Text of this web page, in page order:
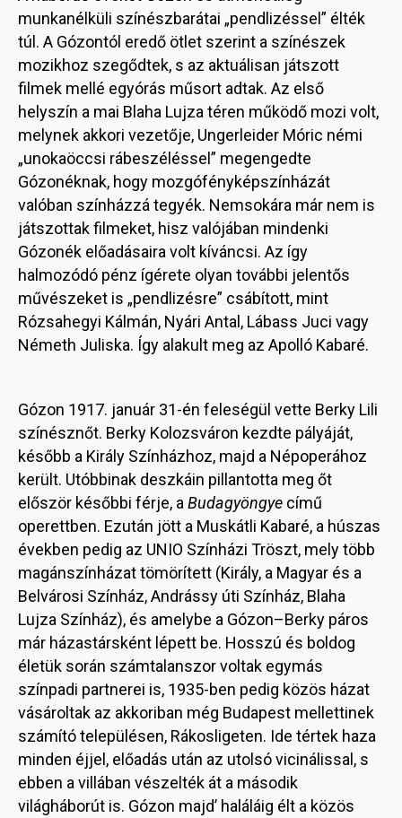
munkanélküli színészbarátai „pendlizéssel” élték
túl. A Gózontól eredő ötlet szerint a színészek
mozikhoz szegődtek, s az aktuálisan játszott
filmek mellé egyórás műsort adtak. Az első
helyszín a mai Blaha Lujza téren működő mozi volt,
melynek akkori vezetője, Ungerleider Móric némi
„unokaöccsi rábeszéléssel” megengedte
Gózonéknak, hogy mozgófényképszínházát
valóban színházzá tegyék. Nemsokára már nem is
játszottak filmeket, hisz valójában mindenki
Gózonék előadásaira volt kíváncsi. Az így
halmozódó pénz ígérete olyan további jelentős
művészeket is „pendlizésre” csábított, mint
Rózsahegyi Kálmán, Nyári Antal, Lábass Juci vagy
Németh Juliska. Így alakult meg az Apolló Kabaré.
Gózon 1917. január 31-én feleségül vette Berky Lili
színésznőt. Berky Kolozsváron kezdte pályáját,
később a Király Színházhoz, majd a Népoperához
került. Utóbbinak deszkáin pillantotta meg őt
először későbbi férje, a Budagyöngye című
operettben. Ezután jött a Muskátli Kabaré, a húszas
években pedig az UNIO Színházi Tröszt, mely több
magánszínházat tömörített (Király, a Magyar és a
Belvárosi Színház, Andrássy úti Színház, Blaha
Lujza Színház), és amelybe a Gózon–Berky páros
már házastársként lépett be. Hosszú és boldog
életük során számtalanszor voltak egymás
színpadi partnerei is, 1935-ben pedig közös házat
vásároltak az akkoriban még Budapest mellettinek
számító településen, Rákosligeten. Ide tértek haza
minden éjjel, előadás után az utolsó vicinálissal, s
ebben a villában vészelték át a második
világháborút is. Gózon majd’ haláláig élt a közös